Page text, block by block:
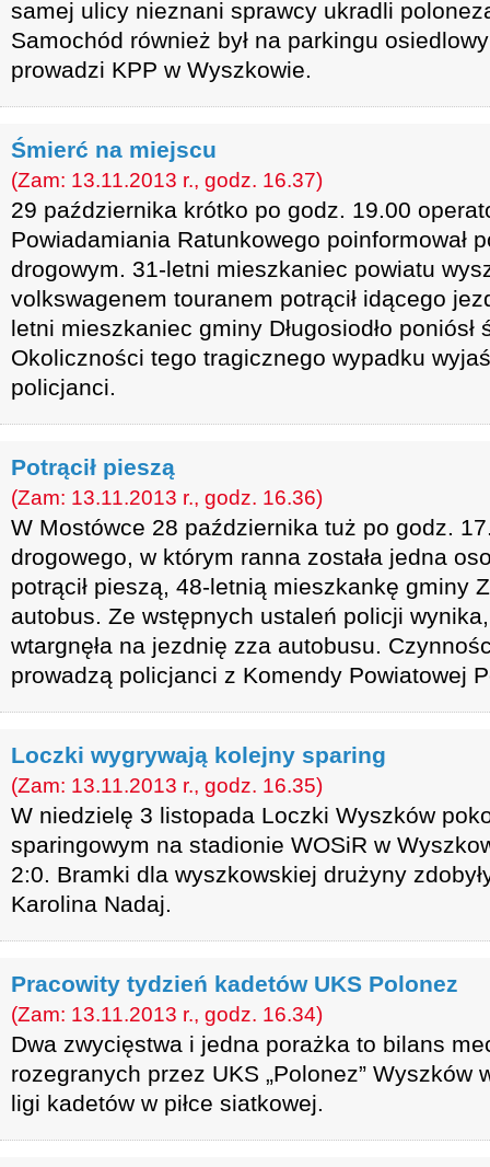
samej ulicy nieznani sprawcy ukradli
Samochód również był na parkingu
prowadzi KPP w Wyszkowie.
Śmierć na miejscu
(Zam: 13.11.2013 r., godz. 16.37)
29 października krótko po godz. 19.00
Powiadamiania Ratunkowego poinformował
drogowym. 31-letni mieszkaniec powiatu
volkswagenem touranem potrącił idącego
letni mieszkaniec gminy Długosiodło
Okoliczności tego tragicznego wypadku
policjanci.
Potrącił pieszą
(Zam: 13.11.2013 r., godz. 16.36)
W Mostówce 28 października tuż po godz.
drogowego, w którym ranna została jedna
potrącił pieszą, 48-letnią mieszkankę gminy
autobus. Ze wstępnych ustaleń policji
wtargnęła na jezdnię zza autobusu.
prowadzą policjanci z Komendy Powiatowej
Loczki wygrywają kolejny sparing
(Zam: 13.11.2013 r., godz. 16.35)
W niedzielę 3 listopada Loczki Wyszków
sparingowym na stadionie WOSiR w
2:0. Bramki dla wyszkowskiej drużyny
Karolina Nadaj.
Pracowity tydzień kadetów UKS Polonez
(Zam: 13.11.2013 r., godz. 16.34)
Dwa zwycięstwa i jedna porażka to bilans
rozegranych przez UKS „Polonez” Wyszków
ligi kadetów w piłce siatkowej.